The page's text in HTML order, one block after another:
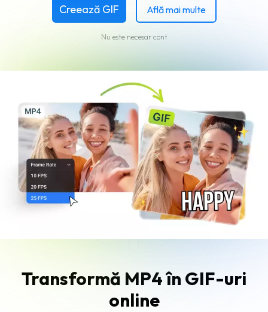
Creează GIF Află mai multe
Nu este necesar cont
Transformă MP4 în GIF-uri
online